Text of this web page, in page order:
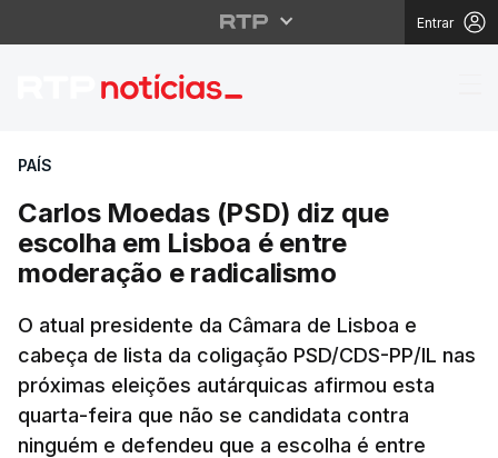
Entrar
Carlos Moedas
PAÍS
Carlos Moedas (PSD) diz que
escolha em Lisboa é entre
moderação e radicalismo
O atual presidente da Câmara de Lisboa e
cabeça de lista da coligação PSD/CDS-PP/IL nas
próximas eleições autárquicas afirmou esta
quarta-feira que não se candidata contra
ninguém e defendeu que a escolha é entre